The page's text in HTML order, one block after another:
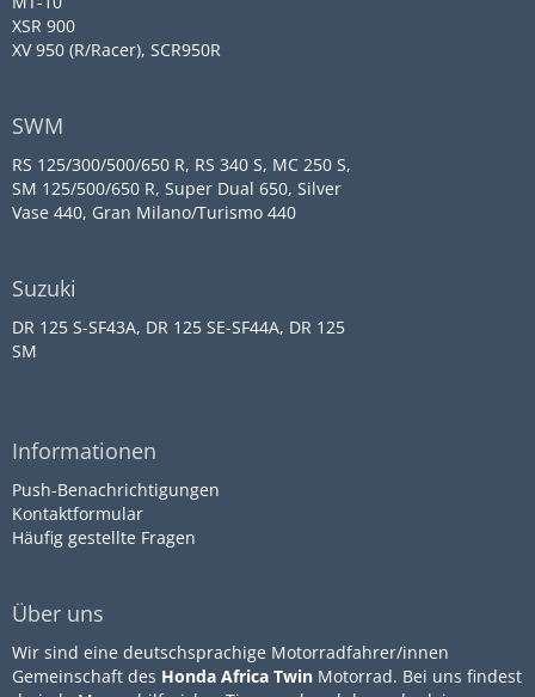
XSR 900
XV 950 (R/Racer), SCR950R
SWM
RS 125/300/500/650 R, RS 340 S, MC 250 S,
SM 125/500/650 R, Super Dual 650, Silver
Vase 440, Gran Milano/Turismo 440
Suzuki
DR 125 S-SF43A, DR 125 SE-SF44A, DR 125
SM
Informationen
Push-Benachrichtigungen
Kontaktformular
Häufig gestellte Fragen
Über uns
Wir sind eine deutschsprachige Motorradfahrer/innen
Gemeinschaft des Honda Africa Twin Motorrad. Bei uns findest